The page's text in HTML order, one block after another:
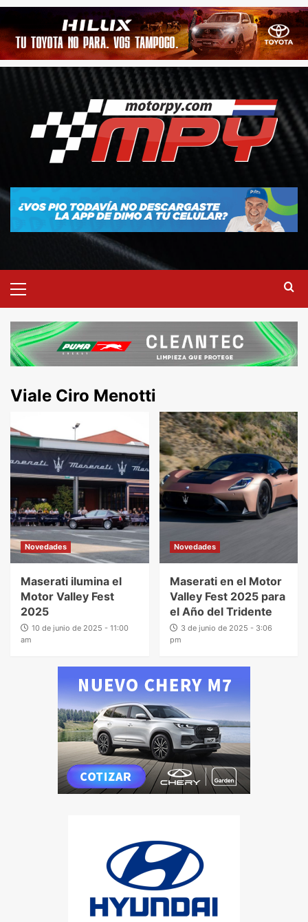
Viale Ciro Menotti
Novedades
Maserati ilumina el
Motor Valley Fest
2025
10 de junio de 2025 - 11:00
am
Novedades
Maserati en el Motor
Valley Fest 2025 para
el Año del Tridente
3 de junio de 2025 - 3:06
pm